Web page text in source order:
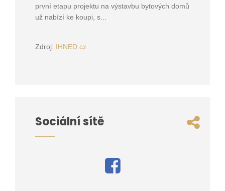
první etapu projektu na výstavbu bytových domů
už nabízí ke koupi, s...
Zdroj: IHNED.cz
Sociální sítě